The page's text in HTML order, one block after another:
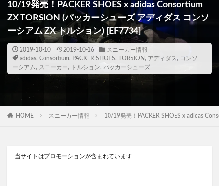
10/19発売！PACKER SHOES x adidas Consortium
ZX TORSION (パッカーシューズ アディダス コンソ
ーシアム ZX トルション) [EF7734]
2019-10-10 2019-10-16
スニーカー情報
adidas, Consortium, PACKER SHOES, TORSION , アディダス , コンソ
ーシアム, スニーカー, トルション, パッカーシューズ
HOME スニーカー情報 10/19発売！PACKER SHOES x adidas
当サイトはプロモーションが含まれています